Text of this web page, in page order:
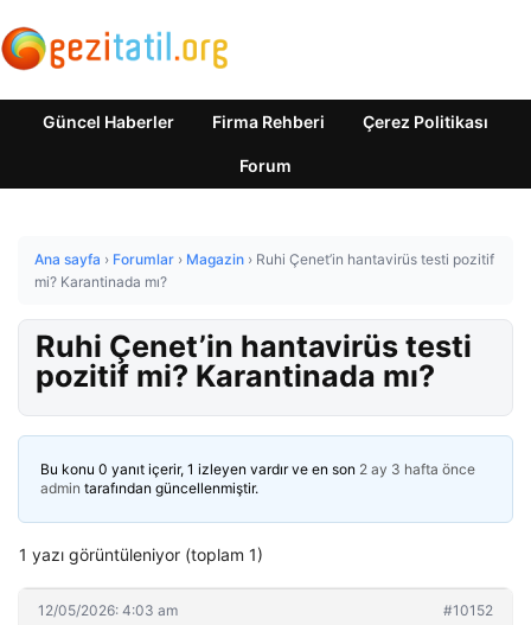
Güncel Haberler Firma Rehberi Çerez Politikası
Forum
Ana sayfa › Forumlar › Magazin › Ruhi Çenet’in hantavirüs testi pozitif
mi? Karantinada mı?
Ruhi Çenet’in hantavirüs testi
pozitif mi? Karantinada mı?
Bu konu 0 yanıt içerir, 1 izleyen vardır ve en son 2 ay 3 hafta önce
admin tarafından güncellenmiştir.
1 yazı görüntüleniyor (toplam 1)
12/05/2026: 4:03 am #10152